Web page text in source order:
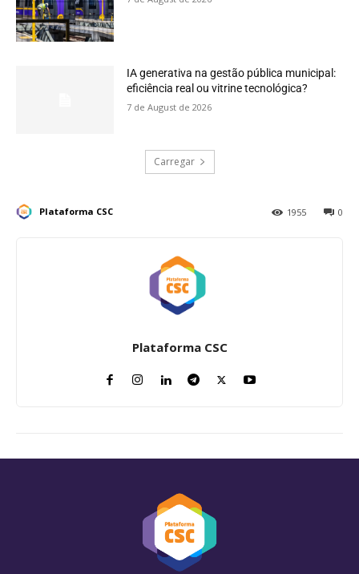
IA generativa na gestão pública municipal:
eficiência real ou vitrine tecnológica?
7 de August de 2026
Carregar
Plataforma CSC 0
1955
Plataforma CSC